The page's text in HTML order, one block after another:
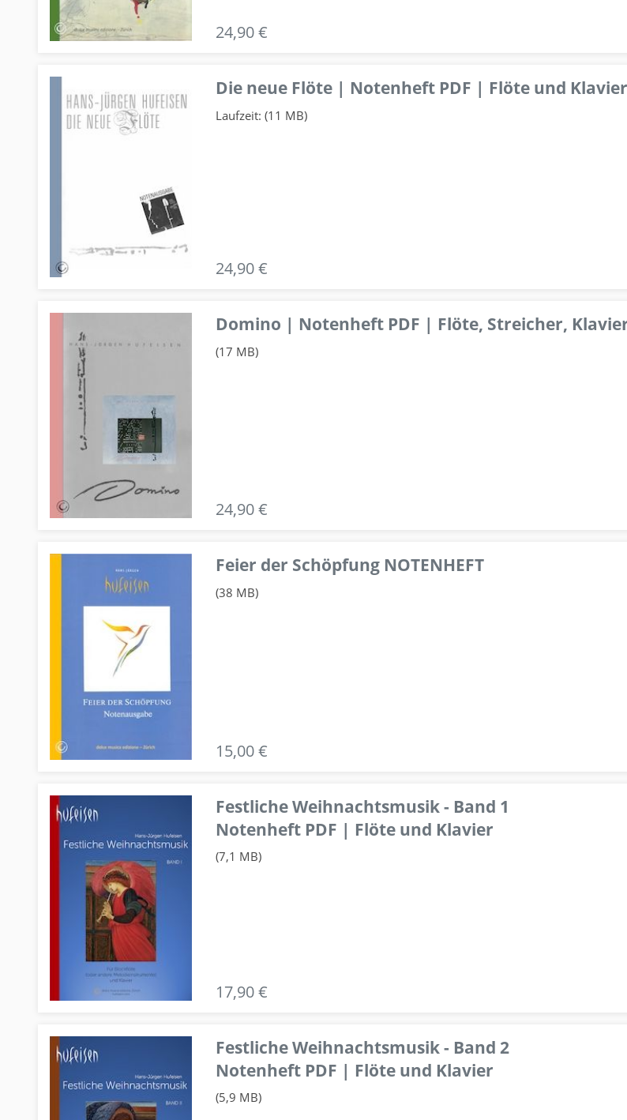
24,90 €
Die neue Flöte | Notenheft PDF | Flöte und Klavier
Laufzeit: (11 MB)
24,90 €
Domino | Notenheft PDF | Flöte, Streicher,
(17 MB)
24,90 €
Feier der Schöpfung NOTENHEFT
(38 MB)
15,00 €
Festliche Weihnachtsmusik - Band 1
Notenheft PDF | Flöte und Klavier
(7,1 MB)
17,90 €
Festliche Weihnachtsmusik - Band 2
Notenheft PDF | Flöte und Klavier
(5,9 MB)